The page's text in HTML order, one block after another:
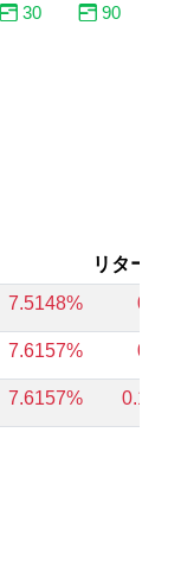
30 90
リターン
7.5148% 0.0%
7.6157% 0.0%
7.6157%